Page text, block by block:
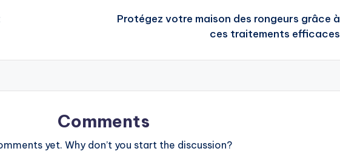
Protégez votre maison des rongeurs grâce à
ces traitements efficaces
Comments
yet. Why don’t you start the discussion?